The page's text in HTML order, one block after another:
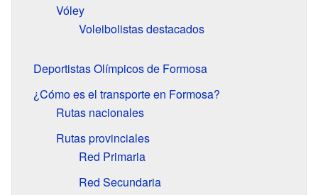
Vóley
Voleibolistas destacados
Deportistas Olímpicos de Formosa
¿Cómo es el transporte en Formosa?
Rutas nacionales
Rutas provinciales
Red Primaria
Red Secundaria